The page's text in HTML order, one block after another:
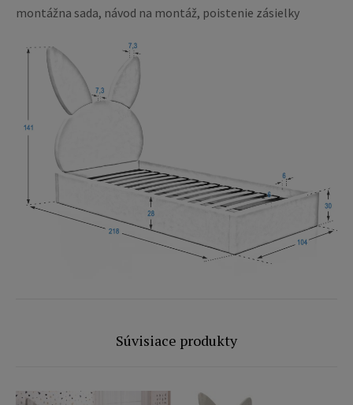
montážna sada, návod na montáž, poistenie zásielky
Súvisiace produkty